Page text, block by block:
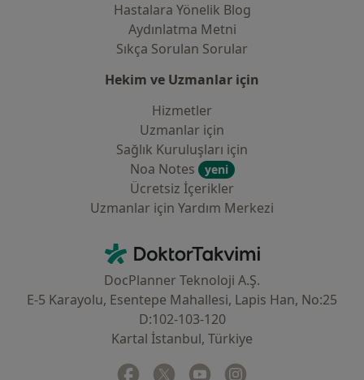
Hastalara Yönelik Blog
Aydınlatma Metni
Sıkça Sorulan Sorular
Hekim ve Uzmanlar için
Hizmetler
Uzmanlar için
Sağlık Kuruluşları için
Noa Notes
yeni
Ücretsiz İçerikler
Uzmanlar için Yardım Merkezi
DoktorTakvimi - Ana Sayfa
DocPlanner Teknoloji A.Ş.
E-5 Karayolu, Esentepe Mahallesi, Lapis Han, No:25
D:102-103-120
Kartal İstanbul, Türkiye
Facebook
yeni bir sekmede açılır
Twitter
yeni bir sekmede açılır
Youtube
yeni bir sekmede açılır